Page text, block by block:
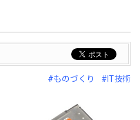
#ものづくり #IT技術